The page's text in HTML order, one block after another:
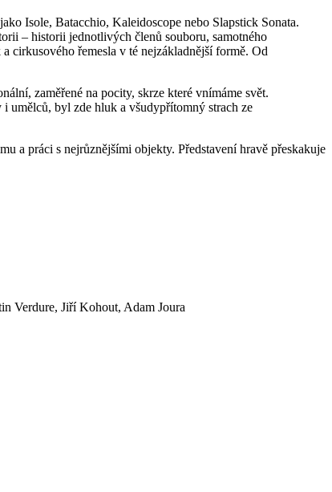
Isole, Batacchio, Kaleidoscope nebo Slapstick Sonata.
– historii jednotlivých členů souboru, samotného
cirkusového řemesla v té nejzákladnější formě. Od
zaměřené na pocity, skrze které vnímáme svět.
umělců, byl zde hluk a všudypřítomný strach ze
a práci s nejrůznějšími objekty. Představení hravě přeskakuje
Verdure, Jiří Kohout, Adam Joura